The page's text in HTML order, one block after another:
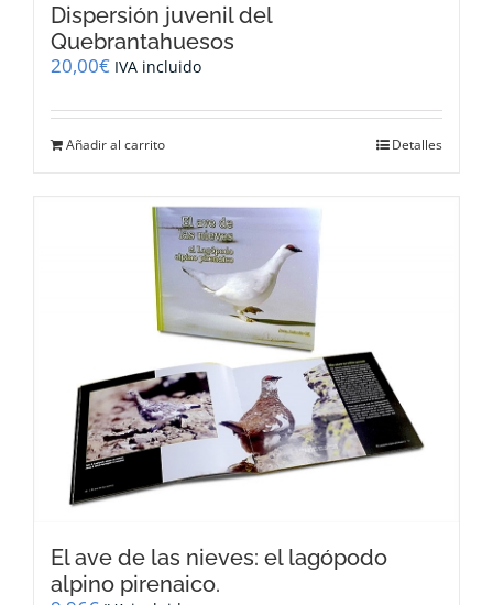
Dispersión juvenil del
Quebrantahuesos
20,00€ IVA incluido
Añadir al carrito Detalles
El ave de las nieves: el lagópodo
alpino pirenaico.